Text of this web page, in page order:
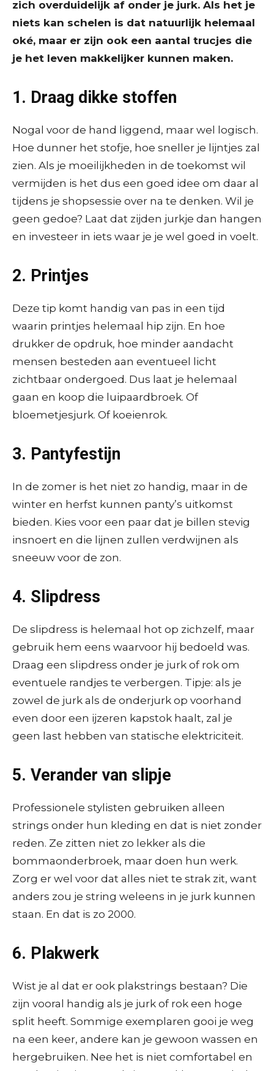
zich overduidelijk af onder je jurk. Als het je
niets kan schelen is dat natuurlijk helemaal
oké, maar er zijn ook een aantal trucjes die
je het leven makkelijker kunnen maken.
1. Draag dikke stoffen
Nogal voor de hand liggend, maar wel logisch.
Hoe dunner het stofje, hoe sneller je lijntjes zal
zien. Als je moeilijkheden in de toekomst wil
vermijden is het dus een goed idee om daar al
tijdens je shopsessie over na te denken. Wil je
geen gedoe? Laat dat zijden jurkje dan hangen
en investeer in iets waar je je wel goed in voelt.
2. Printjes
Deze tip komt handig van pas in een tijd
waarin printjes helemaal hip zijn. En hoe
drukker de opdruk, hoe minder aandacht
mensen besteden aan eventueel licht
zichtbaar ondergoed. Dus laat je helemaal
gaan en koop die luipaardbroek. Of
bloemetjesjurk. Of koeienrok.
3. Pantyfestijn
In de zomer is het niet zo handig, maar in de
winter en herfst kunnen panty’s uitkomst
bieden. Kies voor een paar dat je billen stevig
insnoert en die lijnen zullen verdwijnen als
sneeuw voor de zon.
4. Slipdress
De slipdress is helemaal hot op zichzelf, maar
gebruik hem eens waarvoor hij bedoeld was.
Draag een slipdress onder je jurk of rok om
eventuele randjes te verbergen. Tipje: als je
zowel de jurk als de onderjurk op voorhand
even door een ijzeren kapstok haalt, zal je
geen last hebben van statische elektriciteit.
5. Verander van slipje
Professionele stylisten gebruiken alleen
strings onder hun kleding en dat is niet zonder
reden. Ze zitten niet zo lekker als die
bommaonderbroek, maar doen hun werk.
Zorg er wel voor dat alles niet te strak zit, want
anders zou je string weleens in je jurk kunnen
staan. En dat is zo 2000.
6. Plakwerk
Wist je al dat er ook plakstrings bestaan? Die
zijn vooral handig als je jurk of rok een hoge
split heeft. Sommige exemplaren gooi je weg
na een keer, andere kan je gewoon wassen en
hergebruiken. Nee het is niet comfortabel en